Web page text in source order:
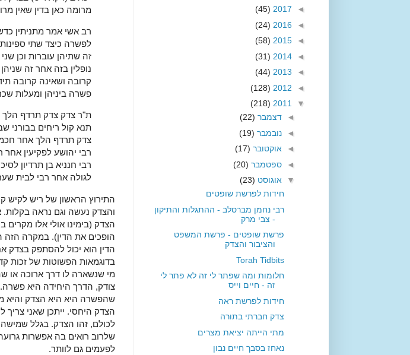
מרומה כאן בדין שאין
רב אשי אמר מתניתין
לפשרה כיצד שתי
זה שתיהן עוברות וכן
נופלין בזה אחר זה
קרובה ושאינה קרובה
פשרה ביניהן ומעלות שכר
ת"ר צדק צדק תרדף הלך
תנא קול ריחים
צדק תרדף הלך אחר
רבי יהושע לפקיעין
רבי חנניא בן תרדיון
לגולה אחר רבי לבית
התירוץ הראשון של ריש לקיש
והצדק נעשה וגם נראה
הצדק (בימינו אולי אלו מקרים
הופכים את הדין). במקרה הזה
הדין הוא יכול להסתפק בצדק
בדוגמאות הפשוטות של זכות
מי שנשארה לו דרך ארוכה או
צודק, הדרך היחידה היא
שהפשרה היא היא הצדק והיא
הצדק היחסי. ייתכן שאני
לכולם, זהו הצדק. בגלל
שלרוב רואים בה אפשרות
לפעמים גם לוותר.
◄
2017
(45)
◄
2016
(24)
◄
2015
(58)
◄
2014
(31)
◄
2013
(44)
◄
2012
(128)
▼
2011
(218)
◄ דצמבר (22)
◄ נובמבר (19)
◄ אוקטובר (17)
◄ ספטמבר (20)
▼ אוגוסט (23)
חידות לפרשת שופטים
רבי נחמן מברסלב - ההתגלות והתיקון
- צבי מרק
פרשת שופטים - פרשת המשפט
והציבור והצדק
Torah Tidbits
חלומות ומה שפתר לי זה לא פתר לי
זה - חיים וייס
חידות לפרשת ראה
צדק חברתי בתורה
מתי הייתה יציאת מצרים
נאחז בסבך חיים נבון